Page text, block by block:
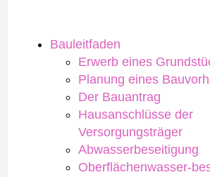
Bauleitfaden
Erwerb eines
Planung eines
Der Bauantrag
Hausanschlüsse der
Versorgungsträger
Abwasserbeseitigung
Oberflächenwasser-